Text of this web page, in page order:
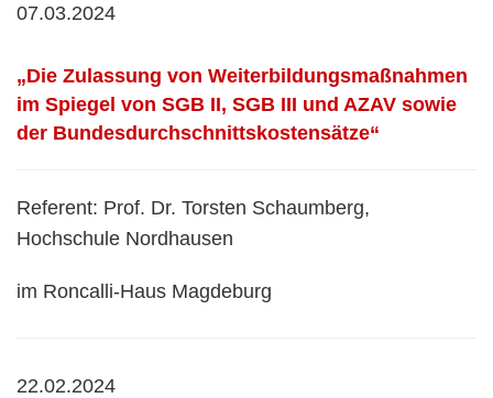
07.03.2024
„Die Zulassung von Weiterbildungsmaßnahmen
im Spiegel von SGB II, SGB III und AZAV sowie
der Bundesdurchschnittskostensätze“
Referent: Prof. Dr. Torsten Schaumberg,
Hochschule Nordhausen
im Roncalli-Haus Magdeburg
22.02.2024